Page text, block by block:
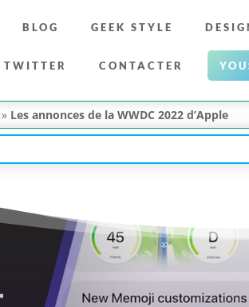
BLOG GEEK STYLE
TWITTER CONTACTER
» Les annonces de la WWDC 2022 d’Apple